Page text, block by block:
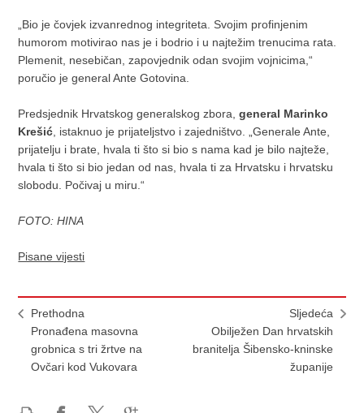
„Bio je čovjek izvanrednog integriteta. Svojim profinjenim
humorom motivirao nas je i bodrio i u najtežim trenucima rata.
Plemenit, nesebičan, zapovjednik odan svojim vojnicima,“
poručio je general Ante Gotovina.
Predsjednik Hrvatskog generalskog zbora,general Marinko
Krešić , istaknuo je prijateljstvo i zajedništvo. „Generale Ante,
prijatelju i brate, hvala ti što si bio s nama kad je bilo najteže,
hvala ti što si bio jedan od nas, hvala ti za Hrvatsku i hrvatsku
slobodu. Počivaj u miru.“
FOTO: HINA
Pisane vijesti
Prethodna
Pronađena masovna
grobnica s tri žrtve na
Ovčari kod Vukovara
Sljedeća
Obilježen Dan hrvatskih
branitelja Šibensko-kninske
županije